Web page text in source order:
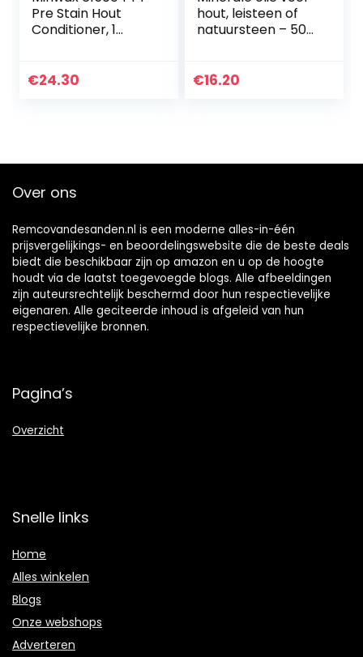
Pre Stain Hout
Conditioner, 1
€24.30
hout, leisteen of
natuursteen – 500
€16.20
Over ons
Remcovandesanden.nl is een moderne alles-in-één
prijsvergelijkings- en beoordelingswebsite die de beste deals
biedt die beschikbaar zijn op amazon en u op de hoogte
houdt via de laatst toegevoegde blogs. Alle afbeeldingen
zijn auteursrechtelijk beschermd door hun respectievelijke
eigenaren. Alle geciteerde inhoud is afgeleid van hun
respectievelijke bronnen.
Pagina’s
Overzicht
Snelle links
Home
Alles winkelen
Blogs
Onze webshops
Adverteren